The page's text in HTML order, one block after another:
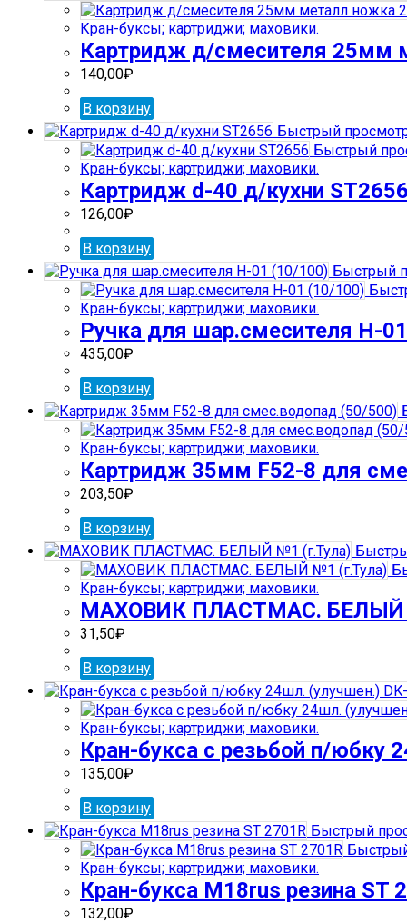
Кран-буксы; картриджи; маховики.
Картридж д/смесителя 25мм
140,00₽
В корзину
Быстрый
Быстрый
Кран-буксы; картриджи; маховики.
Картридж d-40 д/кухни
126,00₽
В корзину
Быстрый
Кран-буксы; картриджи; маховики.
Ручка для шар.смесителя H-
435,00₽
В корзину
Кран-буксы; картриджи; маховики.
Картридж 35мм F52-8 для
203,50₽
В корзину
Кран-буксы; картриджи; маховики.
МАХОВИК ПЛАСТМАС. БЕЛЫЙ
31,50₽
В корзину
Кран-буксы; картриджи; маховики.
Кран-букса с резьбой п/юбку
135,00₽
В корзину
Быстрый
Кран-буксы; картриджи; маховики.
Кран-букса М18rus резина ST
132,00₽